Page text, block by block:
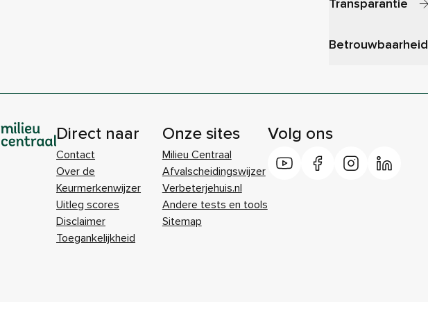
Transparantie
Betrouwbaarheid
Direct naar
Contact
Over de
Keurmerkenwijzer
Uitleg scores
Disclaimer
Toegankelijkheid
Onze sites
Milieu Centraal
Afvalscheidingswijzer
Verbeterjehuis.nl
Andere tests en tools
Sitemap
Volg ons